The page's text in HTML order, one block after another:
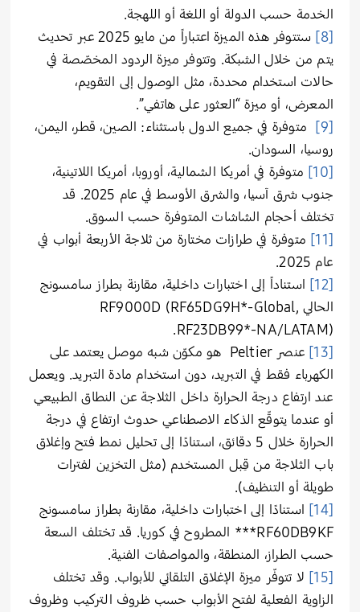
الخدمة حسب الدولة أو اللغة أو اللهجة.
[8]
ستتوفر هذه الميزة اعتباراً من مايو 2025 عبر تحديث
يتم من خلال الشبكة. وتتوفر ميزة الردود المخصّصة في
حالات استخدام محددة، مثل الوصول إلى التقويم،
المعرض، أو ميزة “العثور على هاتفي”.
[9]
متوفرة في جميع الدول باستثناء: الصين، قطر، اليمن،
روسيا، السودان.
[10]
متوفرة في أمريكا الشمالية، أوروبا، أمريكا اللاتينية،
جنوب شرق آسيا، والشرق الأوسط في عام 2025. قد
تختلف أحجام الشاشات المتوفرة حسب السوق.
[11]
متوفرة في طرازات مختارة من ثلاجة الأربعة أبواب في
عام 2025
.
[12]
استناداً إلى اختبارات داخلية، مقارنة بطراز سامسونج
الحالي RF9000D (RF65DG9H*-Global,
RF23DB99*-NA/LATAM).
[13]
عنصر Peltier هو مكوّن شبه موصل يعتمد على
الكهرباء فقط في التبريد، دون استخدام مادة التبريد. ويعمل
عند ارتفاع درجة الحرارة داخل الثلاجة عن النطاق الطبيعي
أو عندما يتوقّع الذكاء الاصطناعي حدوث ارتفاع في درجة
الحرارة خلال 5 دقائق، استنادًا إلى تحليل نمط فتح وإغلاق
باب الثلاجة من قِبل المستخدم (مثل التخزين لفترات
طويلة أو التنظيف).
[14]
استنادًا إلى اختبارات داخلية، مقارنة بطراز سامسونج
RF60DB9KF***
المطروح في كوريا. قد تختلف السعة
حسب الطراز، المنطقة، والمواصفات الفنية.
[15]
لا تتوفّر ميزة الإغلاق التلقائي للأبواب. وقد تختلف
الزاوية الفعلية لفتح الأبواب حسب ظروف التركيب وظروف